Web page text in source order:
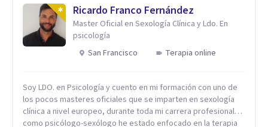
Psicología Analítica Junguiana. Mi abordaje también incorpora
perspectivas interculturales, ecopsicología y el trabajo
simbólico con el inconsciente, entendiendo que cada
proceso terapéutico es único y requiere una mirada
Ricardo Franco Fernández
Master Oficial en Sexología Clínica y Ldo. En
psicología
San Francisco
Terapia online
Soy LDO. en Psicología y cuento en mi formación con uno de
los pocos masteres oficiales que se imparten en sexología
clínica a nivel europeo, durante toda mi carrera profesional
como psicólogo-sexólogo he estado enfocado en la terapia